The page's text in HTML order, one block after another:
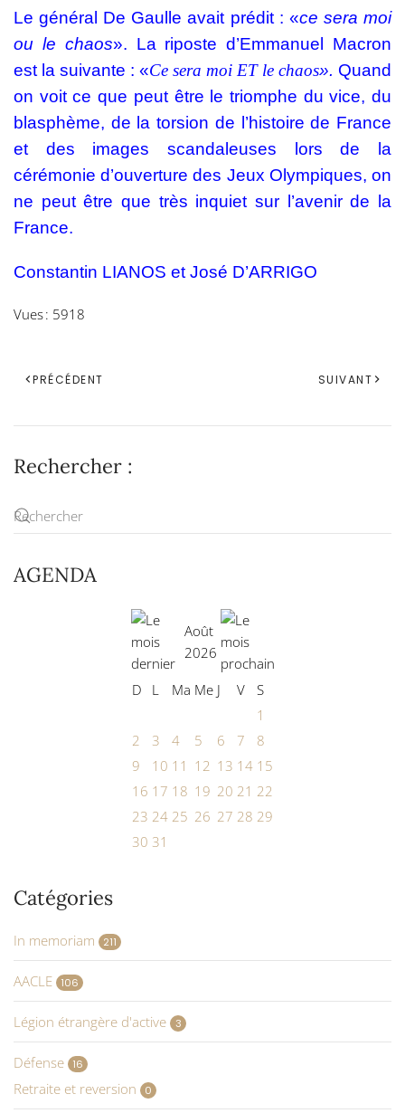
Le général De Gaulle avait prédit : «ce sera moi
ou le chaos». La riposte d’Emmanuel Macron
est la suivante : «Ce sera moi ET le chaos». Quand
on voit ce que peut être le triomphe du vice, du
blasphème, de la torsion de l’histoire de France
et des images scandaleuses lors de la
cérémonie d’ouverture des Jeux Olympiques, on
ne peut être que très inquiet sur l’avenir de la
France.
Constantin LIANOS et José D’ARRIGO
Vues : 5918
PRÉCÉDENT SUIVANT
Rechercher :
AGENDA
Août
2026
D L Ma Me J V
S
1
2
3 4 5 6 7
8
9
10 11 12 13 14 15
16 17 18 19 20 21 22
23 24 25 26 27 28 29
30 31
Catégories
In memoriam 211
AACLE 106
Légion étrangère d'active 3
Défense 16
Retraite et reversion 0